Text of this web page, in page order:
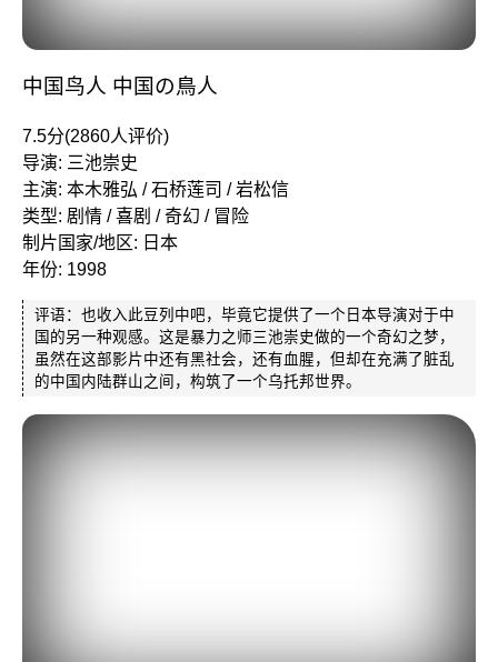
中国鸟人 中国の鳥人
7.5分(2860人评价)
导演: 三池崇史
主演: 本木雅弘 / 石桥莲司 / 岩松信
类型: 剧情 / 喜剧 / 奇幻 / 冒险
制片国家/地区: 日本
年份: 1998
评语：也收入此豆列中吧，毕竟它提供了一个日本导演对于中
国的另一种观感。这是暴力之师三池崇史做的一个奇幻之梦，
虽然在这部影片中还有黑社会，还有血腥，但却在充满了脏乱
的中国内陆群山之间，构筑了一个乌托邦世界。